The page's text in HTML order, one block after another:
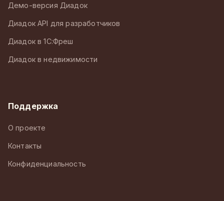
Демо-версия Диадок
Диадок API для разработчиков
Диадок в 1С:Фреш
Диадок в недвижимости
Поддержка
О проекте
Контакты
Конфиденциальность